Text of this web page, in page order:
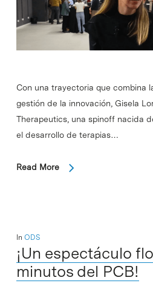
Con una trayectoria que combina
gestión de la innovación, Gisela
Therapeutics, una spinoff nacida
el desarrollo de terapias…
Read More
In ODS
¡Un espectáculo
minutos del PCB!